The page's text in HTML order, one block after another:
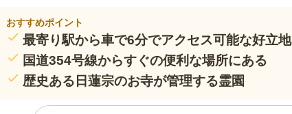
おすすめポイント
最寄り駅から車で6分でアクセス可能な好立地
国道354号線からすぐの便利な場所にある
歴史ある日蓮宗のお寺が管理する霊園